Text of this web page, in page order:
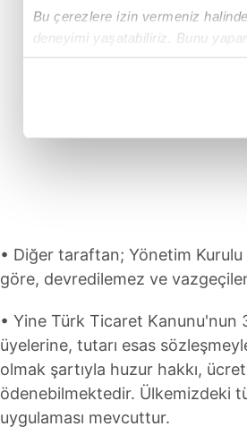
Bu çerezlere izin vermeniz
deneyimi yaşatabiliriz. Bunu
içerikleri sunabilmek adına
Çerezlere ilişkin tercihlerinizi
6698 sayılı Kişisel Verilerin
mevzuata uygun olarak
• Diğer taraftan; Yönetim
göre, devredilemez ve
• Yine Türk Ticaret Kanunu'nun
üyelerine, tutarı esas
olmak şartıyla huzur hakkı,
ödenebilmektedir. Ülkemizdeki
uygulaması mevcuttur.